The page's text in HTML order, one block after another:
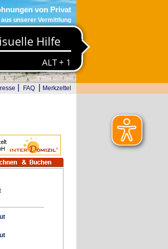
von Privat
aus unserer Vermittlung
FAQ Merkzettel